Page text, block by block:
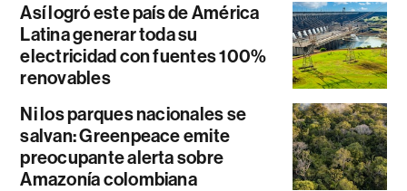
Así logró este país de América
Latina generar toda su
electricidad con fuentes 100%
renovables
Ni los parques nacionales se
salvan: Greenpeace emite
preocupante alerta sobre
Amazonía colombiana